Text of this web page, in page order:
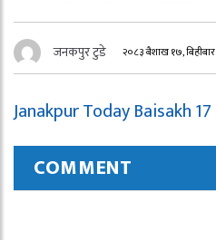
जनकपुर टुडे २०८३ बैशाख १७,
Janakpur Today Baisakh
COMMENT